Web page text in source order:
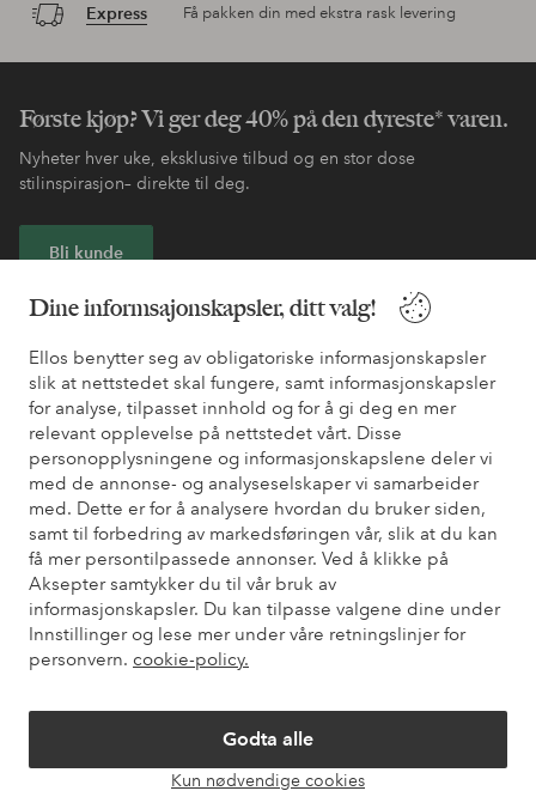
Dine informsajonskapsler, ditt valg!
Ellos benytter seg av obligatoriske informasjonskapsler
slik at nettstedet skal fungere, samt informasjonskapsler
for analyse, tilpasset innhold og for å gi deg en mer
relevant opplevelse på nettstedet vårt. Disse
personopplysningene og informasjonskapslene deler vi
med de annonse- og analyseselskaper vi samarbeider
med. Dette er for å analysere hvordan du bruker siden,
samt til forbedring av markedsføringen vår, slik at du kan
få mer persontilpassede annonser. Ved å klikke på
Aksepter samtykker du til vår bruk av
informasjonskapsler. Du kan tilpasse valgene dine under
Innstillinger og lese mer under våre retningslinjer for
personvern. cookie-policy.
Godta alle
Kun nødvendige cookies
Express Få pakken din med ekstra rask levering
Første kjøp? Vi ger deg 40% på den dyreste* varen.
Nyheter hver uke, eksklusive tilbud og en stor dose
stilinspirasjon– direkte til deg.
Bli kunde
* Se tilbudsvilkår ved registrering
Trenger du hjelp?
Du finner svar på de vanligste spørsmålene i vår FAQ. Du finner
også informasjon om hvordan du kan kontakte oss.
Kundeservice Bestilling Betalingsmåte
Mine sider